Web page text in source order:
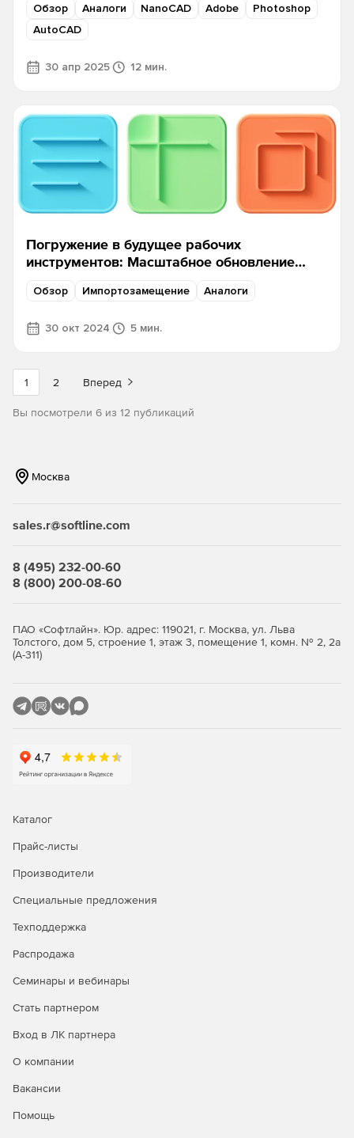
Обзор Аналоги NanoCAD Adobe
Photoshop
AutoCAD
30 апр 2025 12 мин.
Погружение в будущее рабочих
инструментов: Масштабное обновление
Обзор Импортозамещение Аналоги
30 окт 2024 5 мин.
1 2 Вперед
Вы посмотрели 6 из 12 публикаций
Москва
sales.r@softline.com
8 (495) 232-00-60
8 (800) 200-08-60
ПАО «Софтлайн». Юр. адрес: 119021, г. Москва, ул. Льва
Толстого, дом 5, строение 1, этаж 3, помещение 1, комн. № 2, 2а
(А-311)
Каталог
Прайс-листы
Производители
Специальные предложения
Техподдержка
Распродажа
Семинары и вебинары
Стать партнером
Вход в ЛК партнера
О компании
Вакансии
Помощь